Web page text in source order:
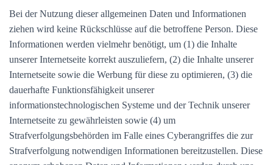
Bei der Nutzung dieser allgemeinen Daten und Informationen
ziehen wird keine Rückschlüsse auf die betroffene Person. Diese
Informationen werden vielmehr benötigt, um (1) die Inhalte
unserer Internetseite korrekt auszuliefern, (2) die Inhalte unserer
Internetseite sowie die Werbung für diese zu optimieren, (3) die
dauerhafte Funktionsfähigkeit unserer
informationstechnologischen Systeme und der Technik unserer
Internetseite zu gewährleisten sowie (4) um
Strafverfolgungsbehörden im Falle eines Cyberangriffes die zur
Strafverfolgung notwendigen Informationen bereitzustellen. Diese